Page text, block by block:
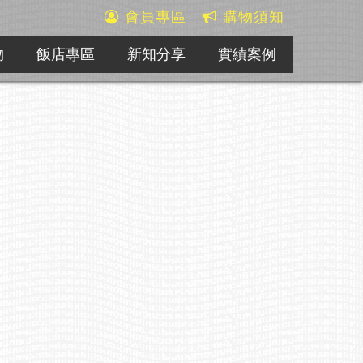
會員專區 購物須知
飯店專區 新知分享 實績案例